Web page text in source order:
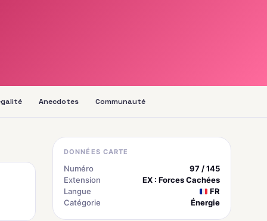
Anecdotes Communauté
DONNÉES CARTE
Numéro
97 / 145
Extension
EX : Forces Cachées
Langue
FR
Catégorie
Énergie